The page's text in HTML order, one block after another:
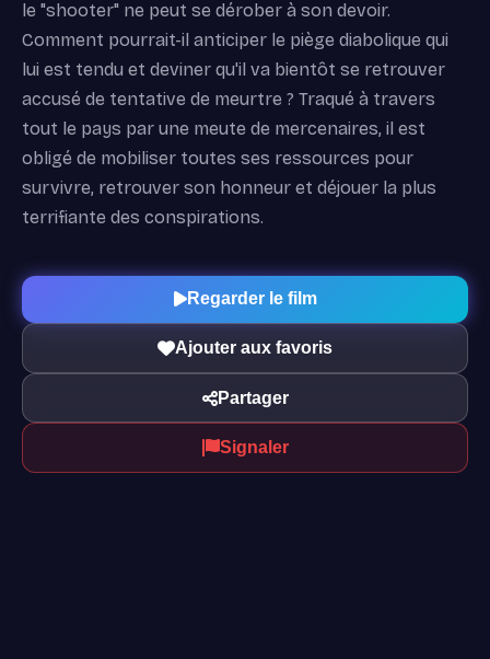
le "shooter" ne peut se dérober à son devoir.
Comment pourrait-il anticiper le piège diabolique qui
lui est tendu et deviner qu'il va bientôt se retrouver
accusé de tentative de meurtre ? Traqué à travers
tout le pays par une meute de mercenaires, il est
obligé de mobiliser toutes ses ressources pour
survivre, retrouver son honneur et déjouer la plus
terrifiante des conspirations.
Regarder le film
Ajouter aux favoris
Partager
Signaler